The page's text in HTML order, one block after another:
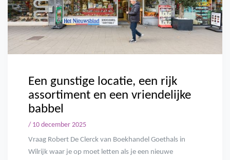
Een gunstige locatie, een rijk
assortiment en een vriendelijke
babbel
/ 10 december 2025
Vraag Robert De Clerck van Boekhandel Goethals in
Wilrijk waar je op moet letten als je een nieuwe